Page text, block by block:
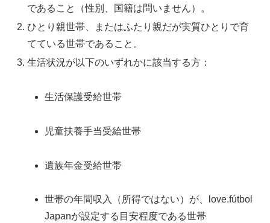
であること（性別、国籍は問いません）。
ひとり親世帯、またはふたり親だが実質ひとりで育
てている世帯であること。
生活状況が以下のいずれかに該当する方：
生活保護受給世帯
児童扶養手当受給世帯
遺族年金受給世帯
世帯の年間収入（所得ではない）が、love.fútbol
Japanが設定する目安程度である世帯